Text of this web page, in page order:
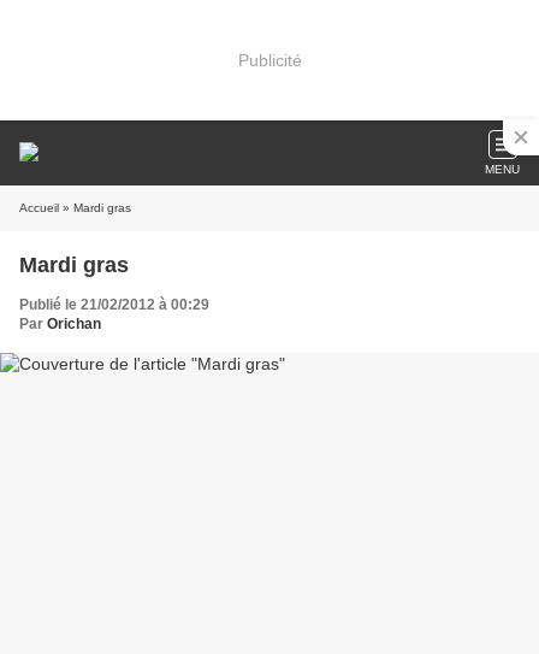
Publicité
MENU
Accueil » Mardi gras
Mardi gras
Publié le 21/02/2012 à 00:29
Par Orichan